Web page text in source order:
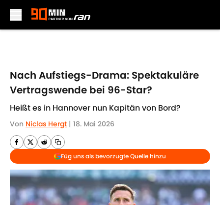
Nach Aufstiegs-Drama: Spektakuläre
Vertragswende bei 96-Star?
Heißt es in Hannover nun Kapitän von Bord?
Von Niclas Hergt | 18. Mai 2026
Füg uns als bevorzugte Quelle hinzu